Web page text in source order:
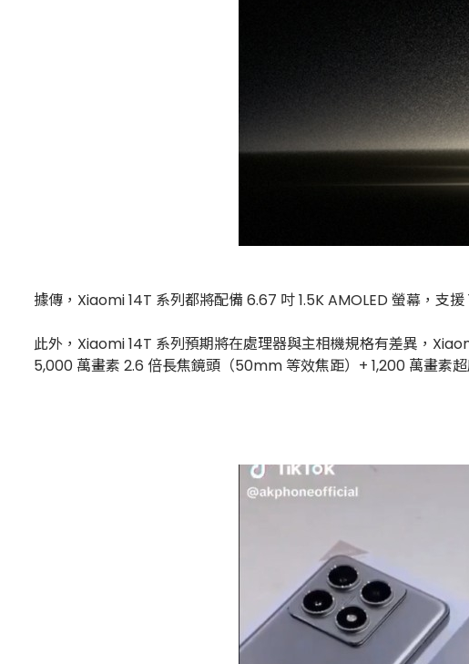
據傳，Xiaomi 14T 系列都將配備 6.67 吋 1.5K AMOLED 螢幕，支
此外，Xiaomi 14T 系列預期將在處理器與主相機規格有差異，
5,000 萬畫素 2.6 倍長焦鏡頭（50mm 等效焦距）+ 1,200 萬畫素超